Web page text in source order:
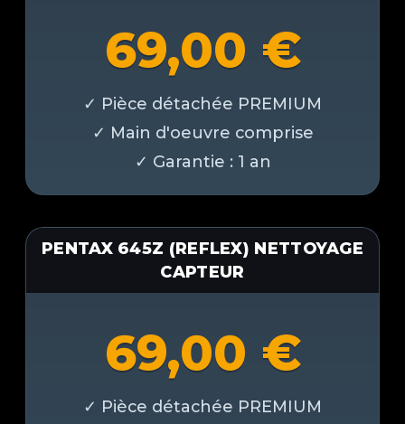
69,00 €
PENTAX 645Z (REFLEX) NETTOYAGE
CAPTEUR
69,00 €